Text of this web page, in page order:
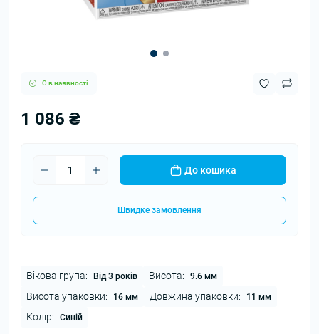
Є в наявності
1 086 ₴
До кошика
Швидке замовлення
Вікова група: Від 3 років Висота: 9.6 мм
Висота упаковки: 16 мм Довжина упаковки: 11 мм
Колір: Синій